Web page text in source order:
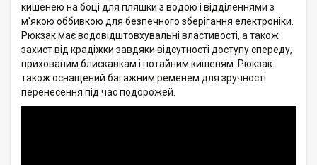
кишенею на боці для пляшки з водою і відділеннями з
м'якою оббивкою для безпечного зберігання електроніки.
Рюкзак має водовідштовхувальні властивості, а також
захист від крадіжки завдяки відсутності доступу спереду,
прихованим блискавкам і потайним кишеням. Рюкзак
також оснащений багажним ременем для зручності
перенесення під час подорожей.